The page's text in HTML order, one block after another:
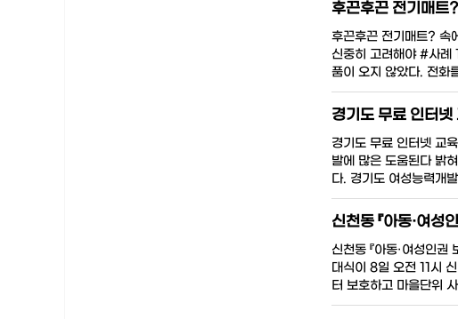
후끈후끈 전기매트
후끈후끈 전기매트? 속
신중히 고려해야 #사
품이 오지 않았다. 전화
경기도 무료 인터
경기도 무료 인터넷 교
발에 많은 도움된다
다. 경기도 여성능력개
신천동 『아동·여성
신천동 『아동·여성인
대식이 8일 오전 11시
터 보호하고 마을단위